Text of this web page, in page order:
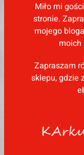
Miło mi
stronie.
mojego
moich
Zapraszam
sklepu, gdzie